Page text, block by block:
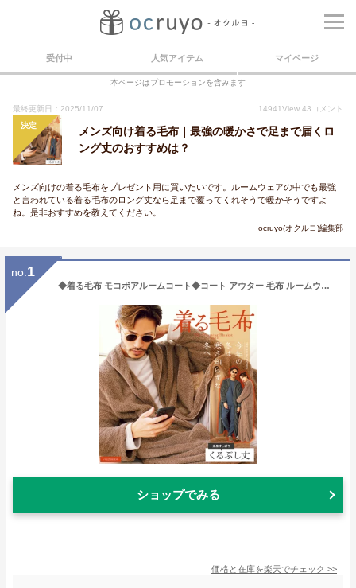
受付中 人気アイテム マイページ
本ページはプロモーションを含みます
最終更新日：2025/11/07 14941View 43 コメント
決定
メンズ向け着る毛布｜最強の暖かさで足まで届くロ
ング丈のおすすめは？
メンズ向けの着る毛布をプレゼント用に買いたいです。ルームウェアの中でも最強
と言われている着る毛布のロング丈なら足まで覆ってくれそうで暖かそうですよ
ね。是非おすすめを教えてください。
ocruyo(オクルヨ)編集部
no. 1
◆着る毛布 モコボアルームコート◆コート アウター 毛布 ルームウエア ロングカーディガン ボア メンズ ブランド おしゃれ 男女兼用 レディース カップル ペア ルームウエア かわいい 無地 プレゼント ギフト 男性 彼氏 父 誕生日
ショップでみる
価格と在庫を楽天でチェック >>